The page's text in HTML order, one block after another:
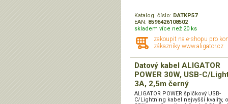
Katalog. číslo: DATKP57
EAN: 8596426108502
skladem více než 20 ks
zakoupit na e-shopu pro
zákazníky www.aligator.cz
Datový kabel ALIGATOR
POWER 30W, USB-C/
3A, 2,5m černý
ALIGATOR POWER špičkový USB-
C/Lightning kabel nejvyšší kvality,